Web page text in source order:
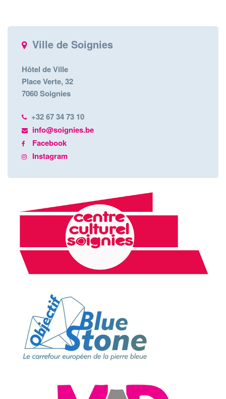
Ville de Soignies
Hôtel de Ville
Place Verte, 32
7060 Soignies
+32 67 34 73 10
info@soignies.be
Facebook
Instagram